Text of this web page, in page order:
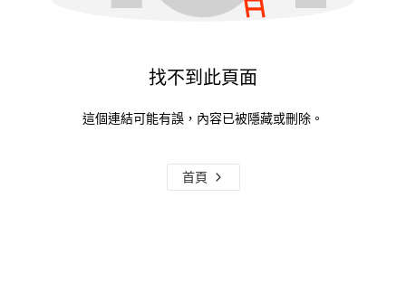
找不到此頁面
這個連結可能有誤，內容已被隱藏或刪除。
首頁